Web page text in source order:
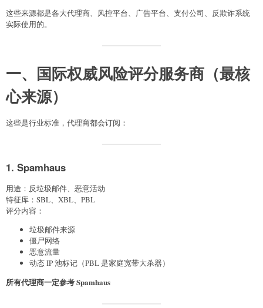
这些来源都是各大代理商、风控平台、广告平台、支付公司、反欺诈系统
实际使用的。
一、国际权威风险评分服务商（最核
心来源）
这些是行业标准，代理商都会订阅：
1. Spamhaus
用途：反垃圾邮件、恶意活动
特征库：SBL、XBL、PBL
评分内容：
垃圾邮件来源
僵尸网络
恶意流量
动态 IP 池标记（PBL 是家庭宽带大杀器）
所有代理商一定参考 Spamhaus